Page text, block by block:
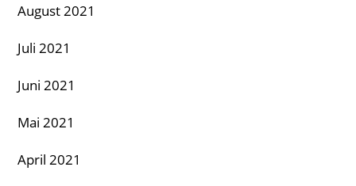
August 2021
Juli 2021
Juni 2021
Mai 2021
April 2021